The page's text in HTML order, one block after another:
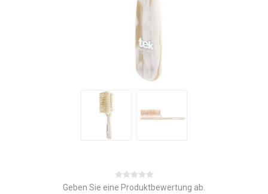
Geben Sie eine Produktbewertung ab.